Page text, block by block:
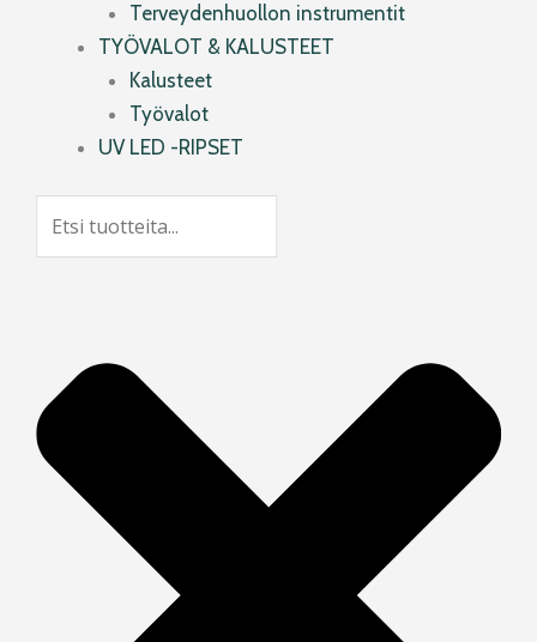
Terveydenhuollon instrumentit
TYÖVALOT & KALUSTEET
Kalusteet
Työvalot
UV LED -RIPSET